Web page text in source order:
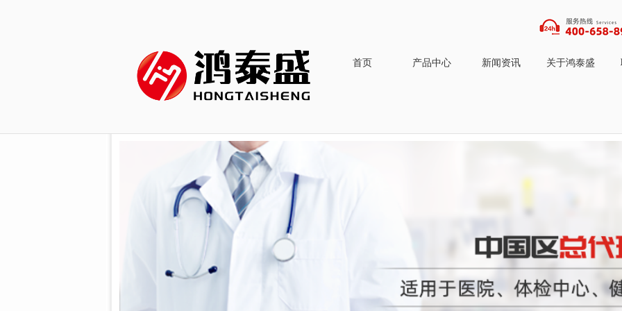
首页 产品中心 新闻资讯 关于鸿泰盛